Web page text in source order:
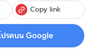
Copy link
ปรดบน Google